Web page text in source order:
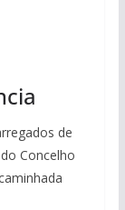
de
Concelho